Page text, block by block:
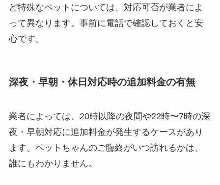
ど特殊なペットについては、対応可否が業者によ
って異なります。事前に電話で確認しておくと安
心です。
深夜・早朝・休日対応時の追加料金の有無
業者によっては、20時以降の夜間や22時〜7時の深
夜・早朝対応に追加料金が発生するケースがあり
ます。ペットちゃんのご臨終がいつ訪れるかは、
誰にもわかりません。